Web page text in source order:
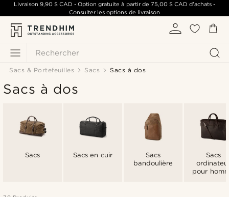
Rechercher
Livraison 9,90 $ CAD - Option gratuite à partir de 75,00 $ CAD d'achats -
Consulter les options de livraison
Sacs & Portefeuilles Sacs Sacs à dos
Sacs à dos
Sacs Sacs en cuir
Sacs
bandoulière
Sacs
pour